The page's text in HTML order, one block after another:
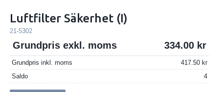
Luftfilter Säkerhet (I)
21-5302
Grundpris exkl. moms 334.00
Grundpris inkl. moms
417.50
Saldo
4